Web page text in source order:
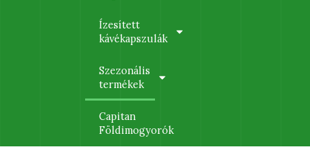
Ízesített
kávékapszulák
Szezonális
termékek
Capitan
Földimogyorók